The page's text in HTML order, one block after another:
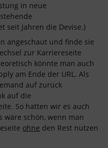
in neue
seit Jahren die Devise.)
angeschaut und finde sie
zur Karriereseite
könnte man auch
am Ende der URL. Als
auf zurück
auf die
So hatten wir es auch
wäre schön, wenn man
ohne den Rest nutzen